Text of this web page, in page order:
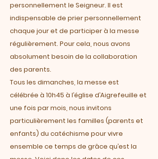
personnellement le Seigneur. Il est
indispensable de prier personnellement
chaque jour et de participer à la messe
régulièrement. Pour cela, nous avons
absolument besoin de la collaboration
des parents.
Tous les dimanches, la messe est
célébrée à 10h45 à l’église d’Aigrefeuille et
une fois par mois, nous invitons
particulièrement les familles (parents et
enfants) du catéchisme pour vivre
ensemble ce temps de grâce qu’est la